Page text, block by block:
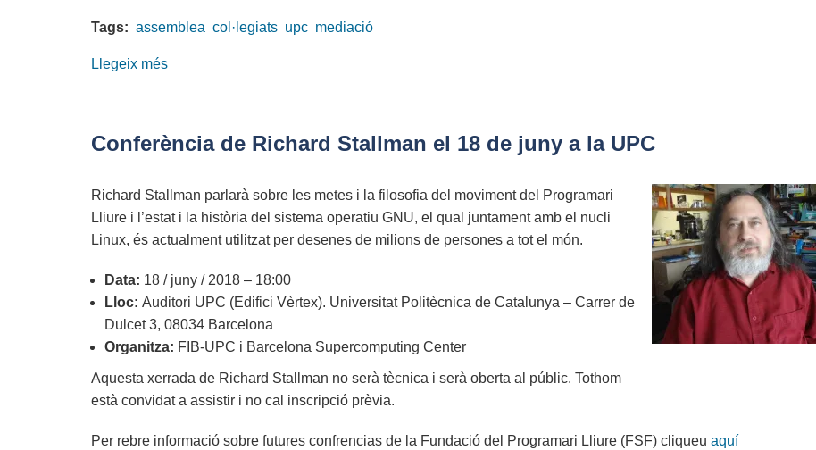
FIB
Tags: assemblea col·legiats upc mediació
Llegeix més
2025
COETIC
a
la
FIB
Conferència de Richard Stallman el 18 de juny a la UPC
Richard Stallman parlarà sobre les metes i la filosofia del moviment del Programari
Lliure i l’estat i la història del sistema operatiu GNU, el qual juntament amb el nucli
Linux, és actualment utilitzat per desenes de milions de persones a tot el món.
Data: 18 / juny / 2018 – 18:00
Lloc: Auditori UPC (Edifici Vèrtex). Universitat Politècnica de Catalunya – Carrer de
Dulcet 3, 08034 Barcelona
Organitza: FIB-UPC i Barcelona Supercomputing Center
Aquesta xerrada de Richard Stallman no serà tècnica i serà oberta al públic. Tothom
està convidat a assistir i no cal inscripció prèvia.
Per rebre informació sobre futures confrencias de la Fundació del Programari Lliure (FSF) cliqueu aquí